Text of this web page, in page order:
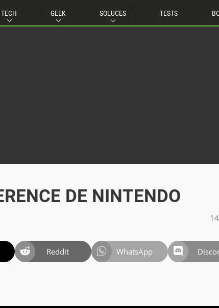
TECH GEEK SOLUCES TESTS
DE NINTENDO
Reddit WhatsApp